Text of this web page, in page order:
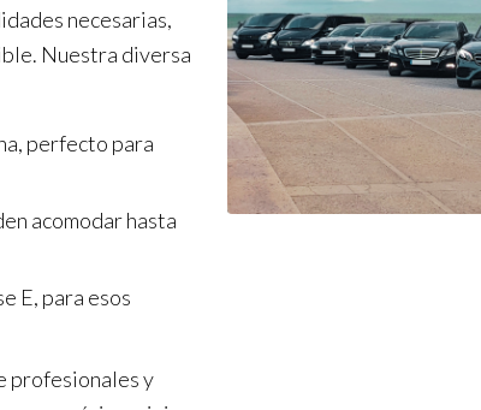
necesarias,
Nuestra diversa
perfecto para
acomodar hasta
E, para esos
profesionales y